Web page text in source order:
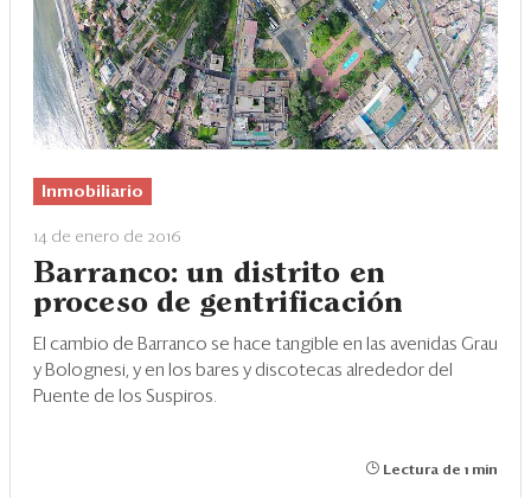
Inmobiliario
14 de enero de 2016
Barranco: un distrito en
proceso de gentrificación
El cambio de Barranco se hace tangible en las avenidas Grau
y Bolognesi, y en los bares y discotecas alrededor del
Puente de los Suspiros.
Lectura de 1 min